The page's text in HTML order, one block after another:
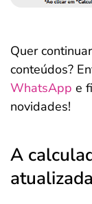
Quer
conteúdos?
WhatsApp e
novidades!
A